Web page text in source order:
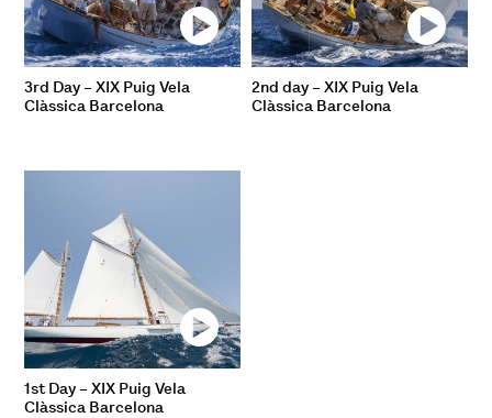
3rd Day – XIX Puig Vela
Clàssica Barcelona
2nd day – XIX Puig Vela
Clàssica Barcelona
1st Day – XIX Puig Vela
Clàssica Barcelona